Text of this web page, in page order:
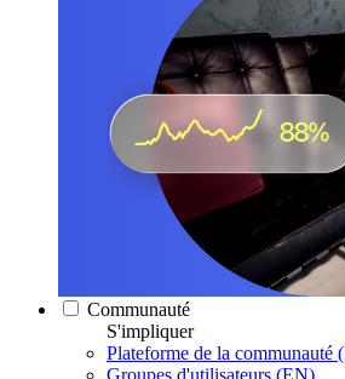
Communauté
S'impliquer
Plateforme de la communauté
Groupes d'utilisateurs (EN)